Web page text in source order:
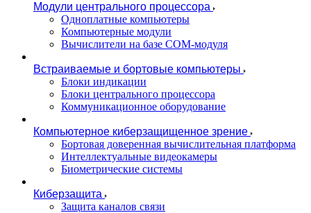
Модули центрального процессора
Одноплатные компьютеры
Компьютерные модули
Вычислители на базе COM-модуля
Встраиваемые и бортовые компьютеры
Блоки индикации
Блоки центрального процессора
Коммуникационное оборудование
Компьютерное киберзащищенное зрение
Бортовая доверенная вычислительная платформа
Интеллектуальные видеокамеры
Биометрические системы
Киберзащита
Защита каналов связи